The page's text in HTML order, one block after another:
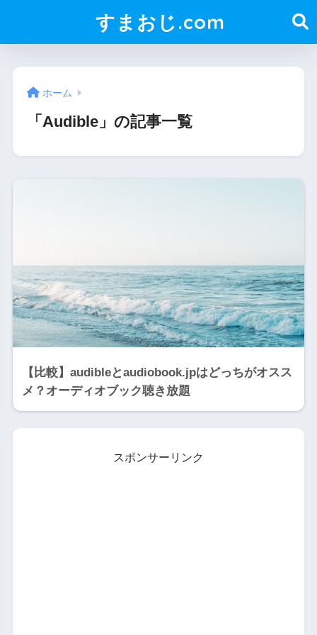
すまおじ.com
ホーム
「Audible」の記事一覧
【比較】audibleとaudiobook.jpはどっちがオスス
メ？オーディオブック聴き放題
スポンサーリンク